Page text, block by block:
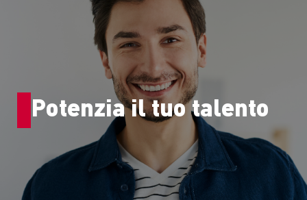
Potenzia il tuo talento